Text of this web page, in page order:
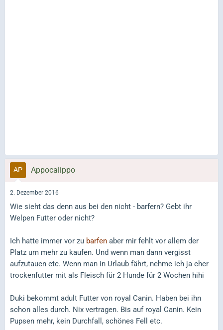
Appocalippo
2. Dezember 2016
Wie sieht das denn aus bei den nicht - barfern? Gebt ihr
Welpen Futter oder nicht?
Ich hatte immer vor zu barfen aber mir fehlt vor allem der
Platz um mehr zu kaufen. Und wenn man dann vergisst
aufzutauen etc. Wenn man in Urlaub fährt, nehme ich ja eher
trockenfutter mit als Fleisch für 2 Hunde für 2 Wochen hihi
Duki bekommt adult Futter von royal Canin. Haben bei ihn
schon alles durch. Nix vertragen. Bis auf royal Canin. Kein
Pupsen mehr, kein Durchfall, schönes Fell etc.